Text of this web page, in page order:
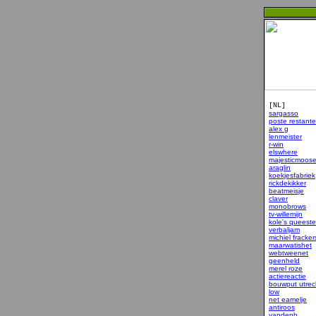
[NL]
sargasso
poste restante
alex g
lenmeister
r-win
elswhere
majesticmoose
araglin
koekjesfabriek
rickdekikker
beatmeisje
claver
monobrows
tv-willemijn
kole's queeste
verbaljam
michiel
maarwatishet
webtweenet
geenheld
merel roze
actiereactie
bouwput
low
net eamelje
antiroos